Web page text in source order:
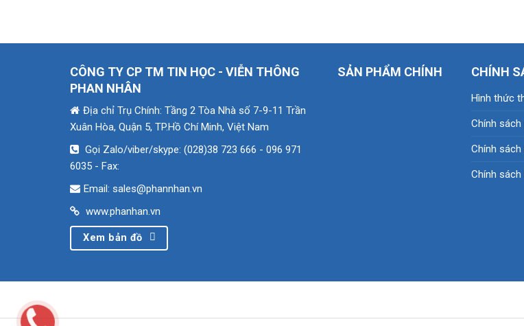
CÔNG TY CP TM TIN HỌC - VIỄN THÔNG
PHAN NHÂN
Địa chỉ Trụ Chính: Tầng 2 Tòa Nhà số 7-9-11 Trần
Xuân Hòa, Quận 5, TP.Hồ Chí Minh, Việt Nam
Gọi Zalo/viber/skype: (028)38 723 666 - 096 971
6035 - Fax:
Email: sales@phannhan.vn
www.phanhan.vn
Xem bản đồ
SẢN PHẨM CHÍNH CHÍNH
Hình thức
Chính sách
Chính sách
Chính